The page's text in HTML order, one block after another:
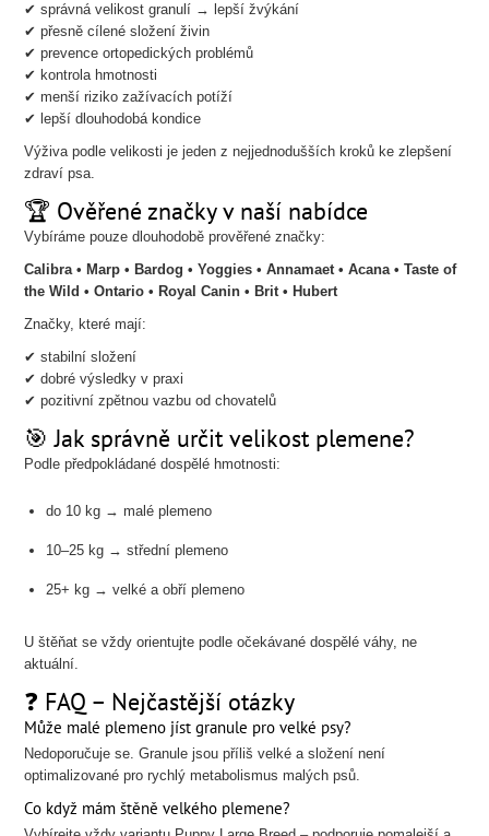
✔ správná velikost granulí → lepší žvýkání
✔ přesně cílené složení živin
✔ prevence ortopedických problémů
✔ kontrola hmotnosti
✔ menší riziko zažívacích potíží
✔ lepší dlouhodobá kondice
Výživa podle velikosti je jeden z nejjednodušších kroků ke zlepšení
zdraví psa.
🏆 Ověřené značky v naší nabídce
Vybíráme pouze dlouhodobě prověřené značky:
Calibra • Marp • Bardog • Yoggies • Annamaet • Acana • Taste of
the Wild • Ontario • Royal Canin • Brit • Hubert
Značky, které mají:
✔ stabilní složení
✔ dobré výsledky v praxi
✔ pozitivní zpětnou vazbu od chovatelů
🎯 Jak správně určit velikost plemene?
Podle předpokládané dospělé hmotnosti:
do 10 kg → malé plemeno
10–25 kg → střední plemeno
25+ kg → velké a obří plemeno
U štěňat se vždy orientujte podle očekávané dospělé váhy, ne
aktuální.
❓ FAQ – Nejčastější otázky
Může malé plemeno jíst granule pro velké psy?
Nedoporučuje se. Granule jsou příliš velké a složení není
optimalizované pro rychlý metabolismus malých psů.
Co když mám štěně velkého plemene?